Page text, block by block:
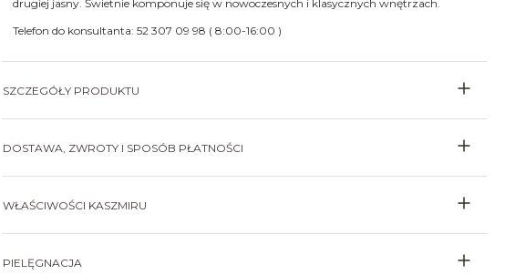
drugiej jasny. Świetnie komponuje się w nowoczesnych i klasycznych wnętrzach.
Telefon do konsultanta: 52 307 09 98 ( 8:00-16:00 )
SZCZEGÓŁY PRODUKTU
DOSTAWA, ZWROTY I SPOSÓB PŁATNOŚCI
WŁAŚCIWOŚCI KASZMIRU
PIELĘGNACJA